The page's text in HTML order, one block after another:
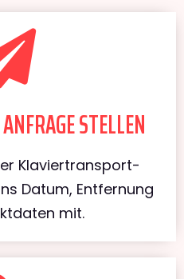
STELLEN
Klaviertransport-
Datum, Entfernung
mit.